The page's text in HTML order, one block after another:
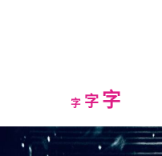
字Decrease
size.
字Reset
size.
字
font
size.